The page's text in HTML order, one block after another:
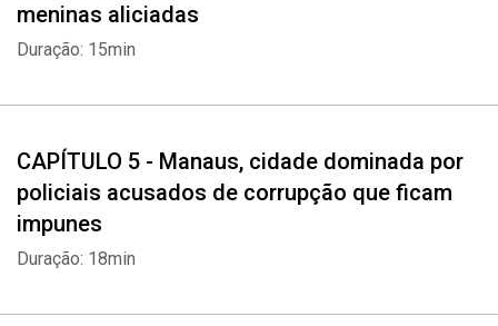
meninas aliciadas
Duração: 15min
CAPÍTULO 5 - Manaus, cidade dominada por
policiais acusados de corrupção que ficam
impunes
Duração: 18min